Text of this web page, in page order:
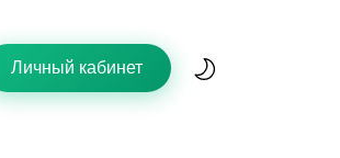
Личный кабинет